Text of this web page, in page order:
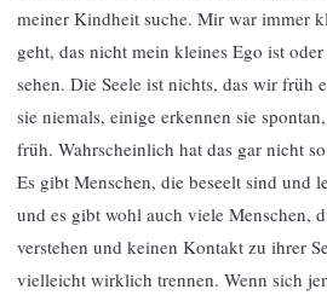
meiner Kindheit suche. Mir war immer
geht, das nicht mein kleines Ego ist
sehen. Die Seele ist nichts, das wir früh
sie niemals, einige erkennen sie
früh. Wahrscheinlich hat das gar nicht
Es gibt Menschen, die beseelt sind und
und es gibt wohl auch viele Menschen,
verstehen und keinen Kontakt zu ihrer
vielleicht wirklich trennen. Wenn sich